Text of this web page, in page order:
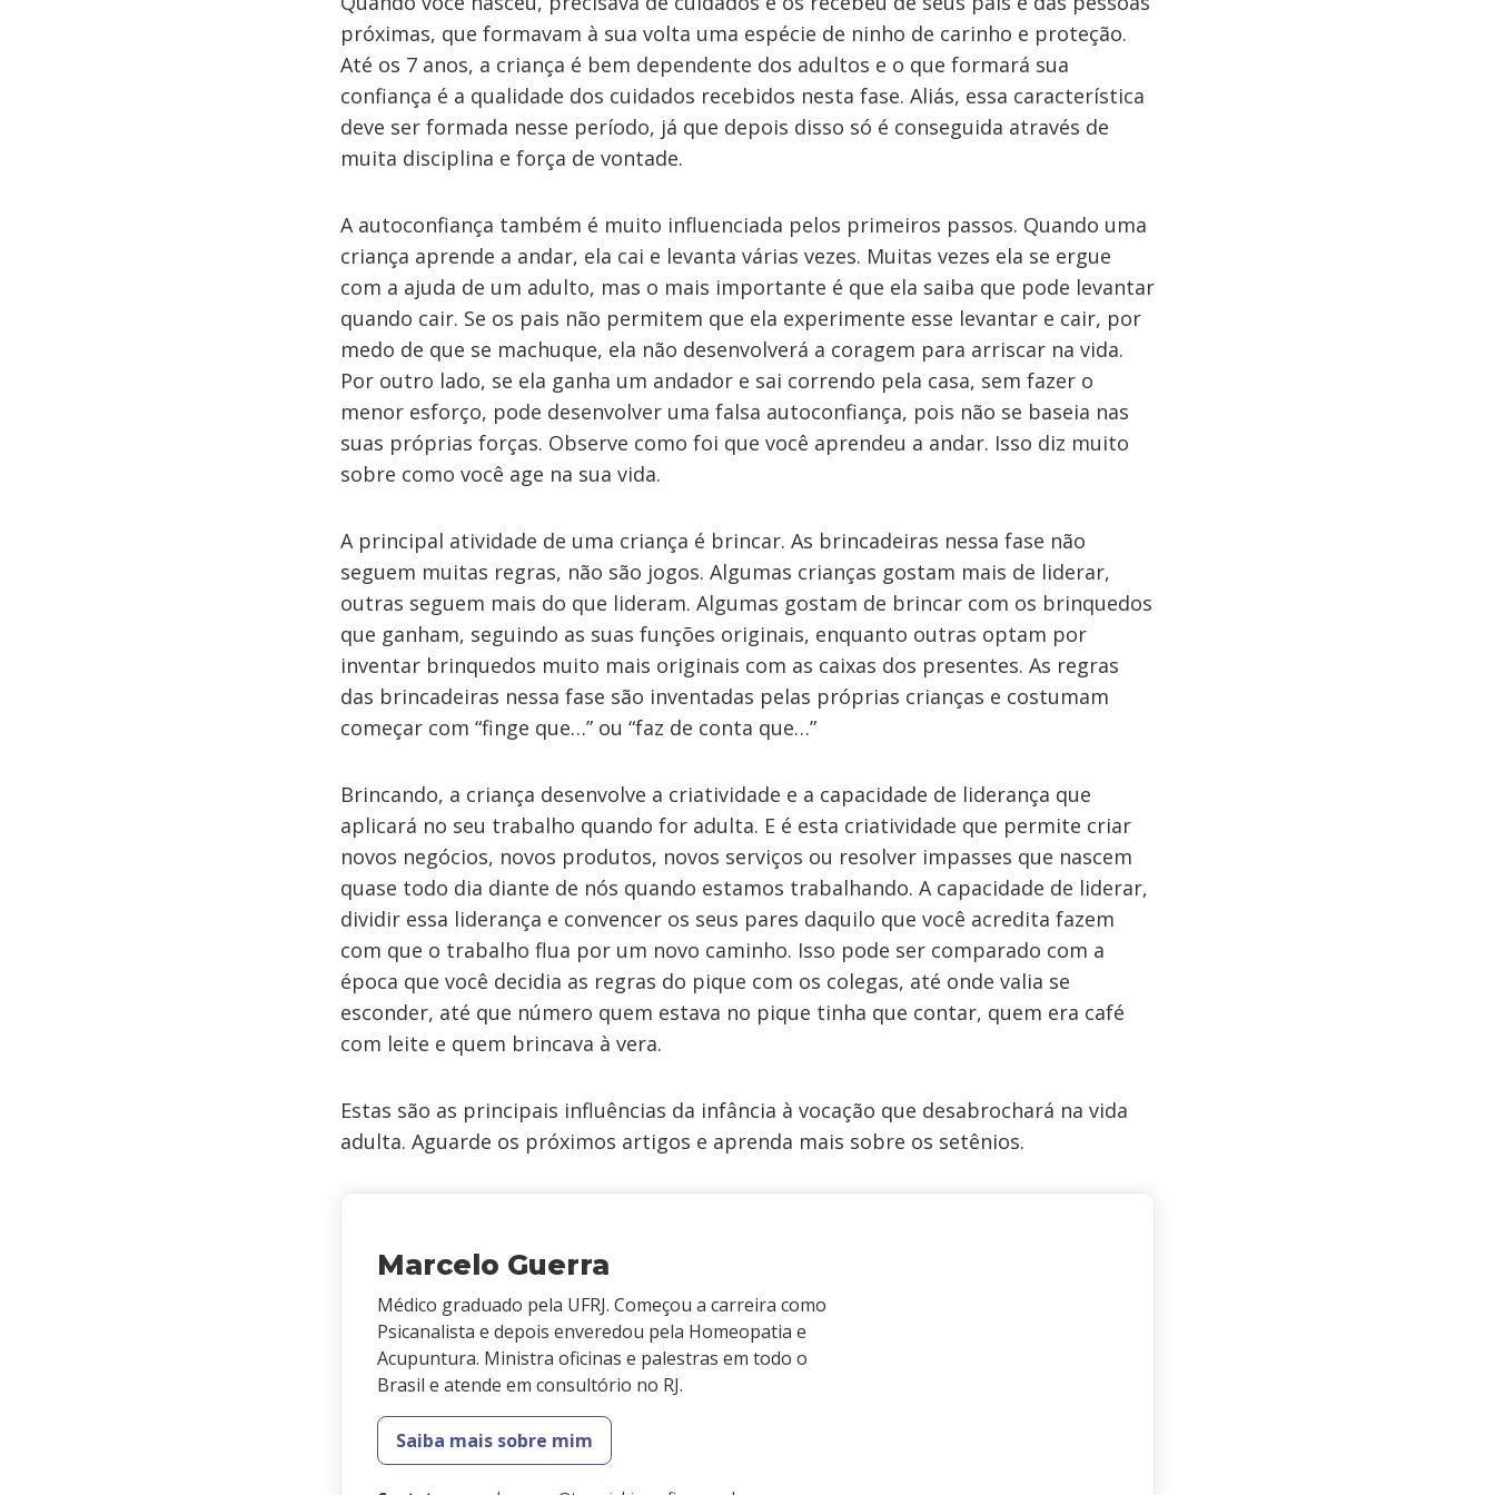
próximas, que formavam à sua volta uma espécie de ninho de carinho e proteção.
Até os 7 anos, a criança é bem dependente dos adultos e o que formará sua
confiança é a qualidade dos cuidados recebidos nesta fase. Aliás, essa característica
deve ser formada nesse período, já que depois disso só é conseguida através de
muita disciplina e força de vontade.
A autoconfiança também é muito influenciada pelos primeiros passos. Quando uma
criança aprende a andar, ela cai e levanta várias vezes. Muitas vezes ela se ergue
com a ajuda de um adulto, mas o mais importante é que ela saiba que pode levantar
quando cair. Se os pais não permitem que ela experimente esse levantar e cair, por
medo de que se machuque, ela não desenvolverá a coragem para arriscar na vida.
Por outro lado, se ela ganha um andador e sai correndo pela casa, sem fazer o
menor esforço, pode desenvolver uma falsa autoconfiança, pois não se baseia nas
suas próprias forças. Observe como foi que você aprendeu a andar. Isso diz muito
sobre como você age na sua vida.
A principal atividade de uma criança é brincar. As brincadeiras nessa fase não
seguem muitas regras, não são jogos. Algumas crianças gostam mais de liderar,
outras seguem mais do que lideram. Algumas gostam de brincar com os brinquedos
que ganham, seguindo as suas funções originais, enquanto outras optam por
inventar brinquedos muito mais originais com as caixas dos presentes. As regras
das brincadeiras nessa fase são inventadas pelas próprias crianças e costumam
começar com “finge que…” ou “faz de conta que…”
Brincando, a criança desenvolve a criatividade e a capacidade de liderança que
aplicará no seu trabalho quando for adulta. E é esta criatividade que permite criar
novos negócios, novos produtos, novos serviços ou resolver impasses que nascem
quase todo dia diante de nós quando estamos trabalhando. A capacidade de liderar,
dividir essa liderança e convencer os seus pares daquilo que você acredita fazem
com que o trabalho flua por um novo caminho. Isso pode ser comparado com a
época que você decidia as regras do pique com os colegas, até onde valia se
esconder, até que número quem estava no pique tinha que contar, quem era café
com leite e quem brincava à vera.
Estas são as principais influências da infância à vocação que desabrochará na vida
adulta. Aguarde os próximos artigos e aprenda mais sobre os setênios.
Marcelo Guerra
Médico graduado pela UFRJ. Começou a carreira como
Psicanalista e depois enveredou pela Homeopatia e
Acupuntura. Ministra oficinas e palestras em todo o
Brasil e atende em consultório no RJ.
Saiba mais sobre mim